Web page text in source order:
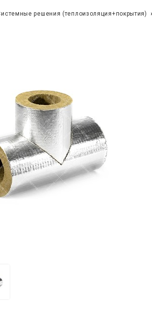
решения (теплоизоляция+покрытия)